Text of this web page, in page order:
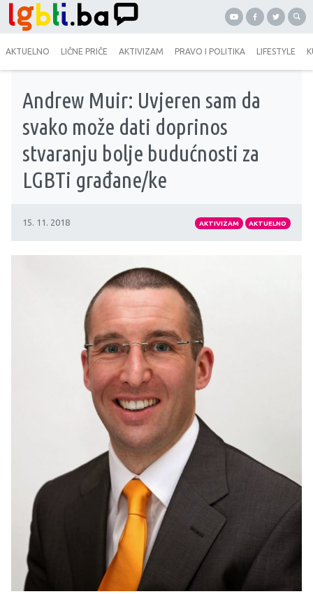
AKTUELNO LIČNE PRIČE AKTIVIZAM PRAVO I POLITIKA LIFESTYLE
Andrew Muir: Uvjeren sam da
svako može dati doprinos
stvaranju bolje budućnosti za
LGBTi građane/ke
15. 11. 2018 AKTIVIZAM AKTUELNO